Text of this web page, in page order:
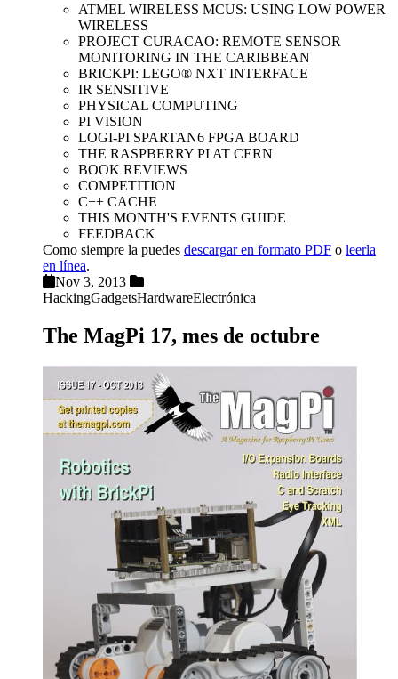
ATMEL WIRELESS MCUS: USING LOW POWER
WIRELESS
PROJECT CURACAO: REMOTE SENSOR
MONITORING IN THE CARIBBEAN
BRICKPI: LEGO® NXT INTERFACE
IR SENSITIVE
PHYSICAL COMPUTING
PI VISION
LOGI-PI SPARTAN6 FPGA BOARD
THE RASPBERRY PI AT CERN
BOOK REVIEWS
COMPETITION
C++ CACHE
THIS MONTH'S EVENTS GUIDE
FEEDBACK
Como siempre la puedes descargar en formato PDF o leerla
en línea.
Nov 3, 2013
HackingGadgetsHardwareElectrónica
The MagPi 17, mes de octubre